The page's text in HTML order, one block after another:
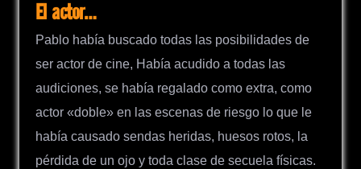
El actor…
Pablo había buscado todas las posibilidades de
ser actor de cine, Había acudido a todas las
audiciones, se había regalado como extra, como
actor «doble» en las escenas de riesgo lo que le
había causado sendas heridas, huesos rotos, la
pérdida de un ojo y toda clase de secuela físicas.